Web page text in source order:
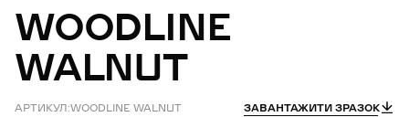
WOODLINE
WALNUT
АРТИКУЛ:WOODLINE WALNUT ЗАВАНТАЖИТИ ЗРАЗОК